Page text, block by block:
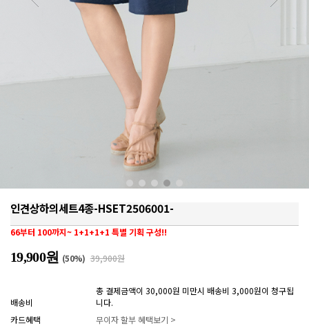
인견상하의세트4종-HSET2506001-
66부터 100까지~ 1+1+1+1 특별 기획 구성!!
19,900원 (50%) 39,900원
배송비
총 결제금액이 30,000원 미만시 배송비 3,000원이 청구됩
니다.
카드혜택
무이자 할부 혜택보기 >